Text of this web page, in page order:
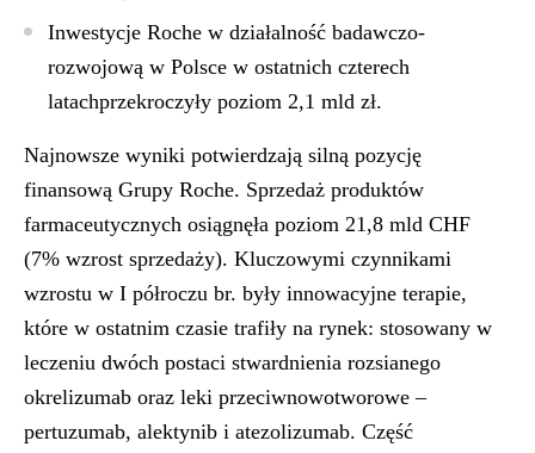
Inwestycje Roche w działalność badawczo-
rozwojową w Polsce w ostatnich czterech
latachprzekroczyły poziom 2,1 mld zł.
Najnowsze wyniki potwierdzają silną pozycję
finansową Grupy Roche. Sprzedaż produktów
farmaceutycznych osiągnęła poziom 21,8 mld CHF
(7% wzrost sprzedaży). Kluczowymi czynnikami
wzrostu w I półroczu br. były innowacyjne terapie,
które w ostatnim czasie trafiły na rynek: stosowany w
leczeniu dwóch postaci stwardnienia rozsianego
okrelizumab oraz leki przeciwnowotworowe –
pertuzumab, alektynib i atezolizumab. Część